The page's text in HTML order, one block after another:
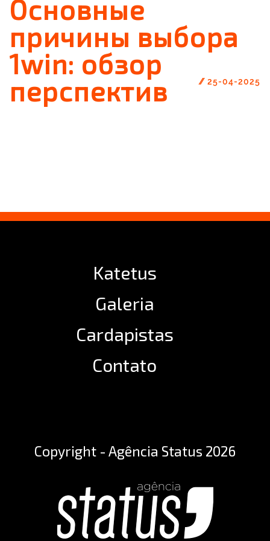
Основные
причины выбора
1win: обзор
перспектив
// 25-04-2025
Katetus
Galeria
Cardapistas
Contato
Copyright - Agência Status 2026